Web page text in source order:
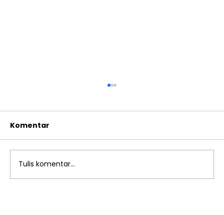
Komentar
Tulis komentar...